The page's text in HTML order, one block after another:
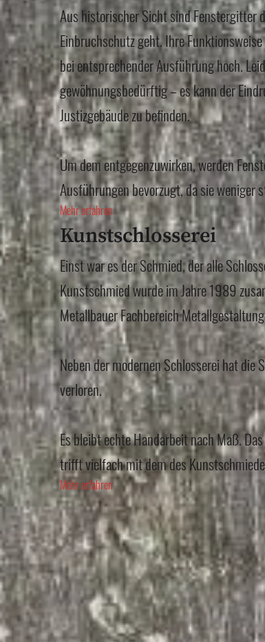
Aus historischer Sicht sind Fenstergitter
Einbruchschutz geht. Ihre
bei entsprechender Ausführung hoch.
gewöhnungsbedürftig – es kann der
Justizgebäude zu befinden.
Um dem entgegenzuwirken, werden
Ausführungen bevorzugt, da sie weniger
Mehr erfahren
Kunstschlosserei
Einst war es der Schmied, der alle
Kunstschmied wurde im Jahre 1989
Metallbauer Fachbereich
Neben der modernen Schlosserei hat
verloren.
Es bleibt echte Handarbeit nach Maß.
trifft vielfach mit dem des
Mehr erfahren